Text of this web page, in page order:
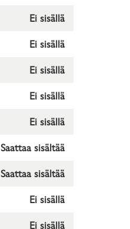
Ei sisällä
Ei sisällä
Ei sisällä
Ei sisällä
Ei sisällä
Saattaa sisältää
Saattaa sisältää
Ei sisällä
Ei sisällä